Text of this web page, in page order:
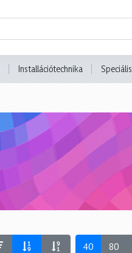
Installációtechnika Speciális
40 80